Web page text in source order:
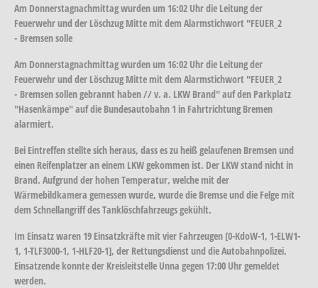
Am Donnerstagnachmittag wurden um 16:02 Uhr die Leitung der
Feuerwehr und der Löschzug Mitte mit dem Alarmstichwort "FEUER_2
- Bremsen solle
Am Donnerstagnachmittag wurden um 16:02 Uhr die Leitung der
Feuerwehr und der Löschzug Mitte mit dem Alarmstichwort "FEUER_2
- Bremsen sollen gebrannt haben // v. a. LKW Brand" auf den Parkplatz
"Hasenkämpe" auf die Bundesautobahn 1 in Fahrtrichtung Bremen
alarmiert.
Bei Eintreffen stellte sich heraus, dass es zu heiß gelaufenen Bremsen und
einen Reifenplatzer an einem LKW gekommen ist. Der LKW stand nicht in
Brand. Aufgrund der hohen Temperatur, welche mit der
Wärmebildkamera gemessen wurde, wurde die Bremse und die Felge mit
dem Schnellangriff des Tanklöschfahrzeugs gekühlt.
Im Einsatz waren 19 Einsatzkräfte mit vier Fahrzeugen [0-KdoW-1, 1-ELW1-
1, 1-TLF3000-1, 1-HLF20-1], der Rettungsdienst und die Autobahnpolizei.
Einsatzende konnte der Kreisleitstelle Unna gegen 17:00 Uhr gemeldet
werden.